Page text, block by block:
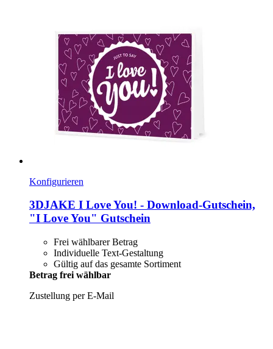
Konfigurieren
3DJAKE I Love You! -​ Download-​Gutschein,
"I Love You" Gutschein
Frei wählbarer Betrag
Individuelle Text-Gestaltung
Gültig auf das gesamte Sortiment
Betrag frei wählbar
Zustellung per E-Mail